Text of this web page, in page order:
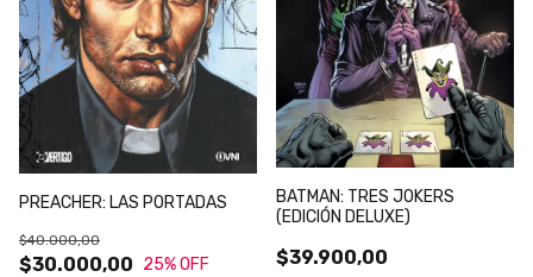
PREACHER: LAS PORTADAS
$30.000,00
$40.000,00
25% OFF
BATMAN: TRES JOKERS
(EDICIÓN DELUXE)
$39.900,00